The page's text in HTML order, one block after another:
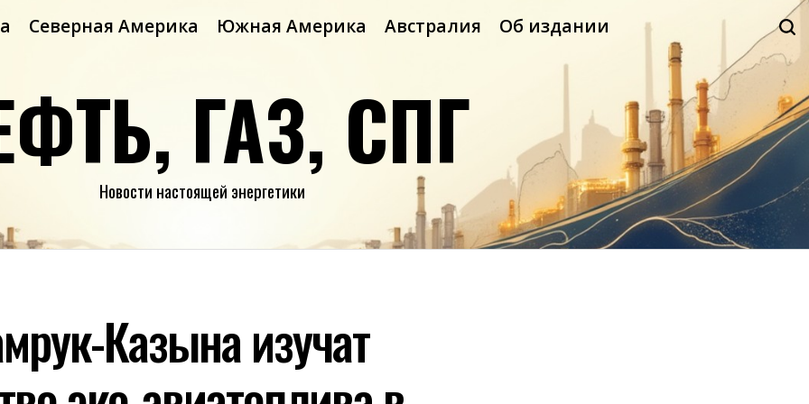
Северная Америка Южная Америка Австралия Об издании
ГАЗ, СПГ
Новости настоящей энергетики
Казына изучат